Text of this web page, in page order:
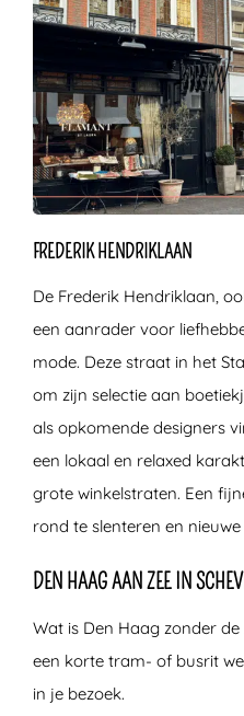
FREDERIK HENDRIKLAAN
De Frederik Hendriklaan,
een aanrader voor
mode. Deze straat in het
om zijn selectie aan
als opkomende designers
een lokaal en relaxed
grote winkelstraten. Een
rond te slenteren en
DEN HAAG AAN ZEE IN
Wat is Den Haag zonder de
een korte tram- of busrit
in je bezoek.